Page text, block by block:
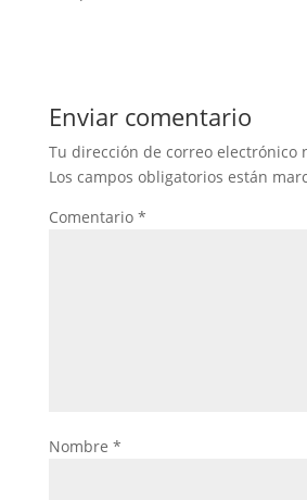
Enviar comentario
Tu dirección de correo electrónico
Los campos obligatorios están
Comentario *
Nombre *